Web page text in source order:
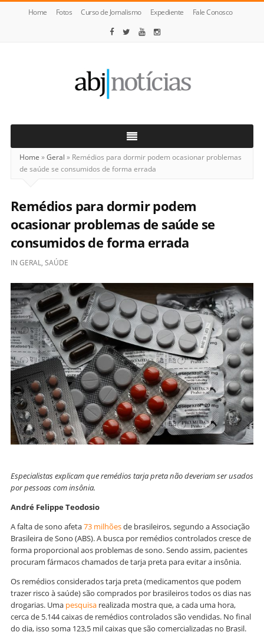
Home Fotos Curso de Jornalismo Expediente Fale Conosco
Notícias
Home »Geral » Remédios para dormir podem ocasionar problemas
de saúde se consumidos de forma errada
Remédios para dormir podem
ocasionar problemas de saúde se
consumidos de forma errada
IN GERAL, SAÚDE
Especialistas explicam que remédios tarja preta não deveriam ser usados
por pessoas com insônia.
André Felippe Teodosio
A falta de sono afeta73 milhõesde brasileiros, segundo a Associação
Brasileira de Sono (ABS). A busca por remédios controlados cresce de
forma proporcional aos problemas de sono. Sendo assim, pacientes
procuram fármacos chamados de tarja preta para evitar a insônia.
Os remédios considerados tarja preta (medicamentos que podem
trazer risco à saúde) são comprados por brasileiros todos os dias nas
drogarias. Uma pesquisa realizada mostra que, a cada uma hora,
cerca de 5.144 caixas de remédios controlados são vendidas. No final
do dia, isso soma 123,5 mil caixas que são comercializadas no Brasil.